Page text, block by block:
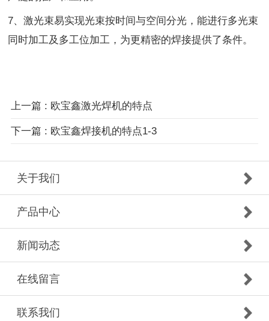
7、激光束易实现光束按时间与空间分光，能进行多光束
同时加工及多工位加工，为更精密的焊接提供了条件。
上一篇 : 欧宝鑫激光焊机的特点
下一篇 : 欧宝鑫焊接机的特点1-3
关于我们
产品中心
新闻动态
在线留言
联系我们